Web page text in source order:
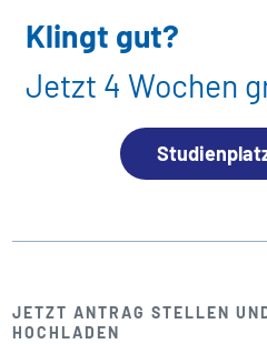
Klingt gut?
Jetzt 4 Wochen
JETZT ANTRAG STELLEN
HOCHLADEN